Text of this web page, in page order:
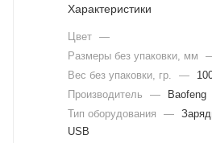
Характеристики
Цвет —
Размеры без упаковки, мм
Вес без упаковки, гр.
—
Производитель
—
Baofeng
Тип оборудования
—
USB